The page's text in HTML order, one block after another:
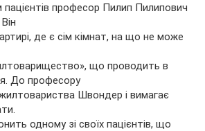
пацієнтів професор Пилип Пилипович
де є сім кімнат, на що не може
що проводить в
До професору
Швондер і вимагає
одному зі своїх пацієнтів, що